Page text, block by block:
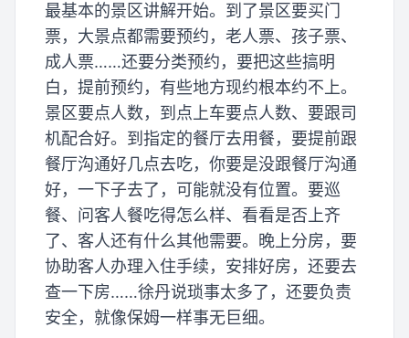
最基本的景区讲解开始。到了景区要买门
票，大景点都需要预约，老人票、孩子票、
成人票……还要分类预约，要把这些搞明
白，提前预约，有些地方现约根本约不上。
景区要点人数，到点上车要点人数、要跟司
机配合好。到指定的餐厅去用餐，要提前跟
餐厅沟通好几点去吃，你要是没跟餐厅沟通
好，一下子去了，可能就没有位置。要巡
餐、问客人餐吃得怎么样、看看是否上齐
了、客人还有什么其他需要。晚上分房，要
协助客人办理入住手续，安排好房，还要去
查一下房……徐丹说琐事太多了，还要负责
安全，就像保姆一样事无巨细。